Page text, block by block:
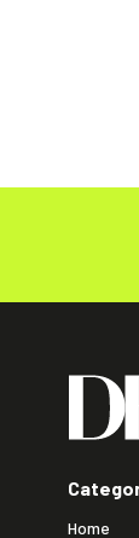
Home